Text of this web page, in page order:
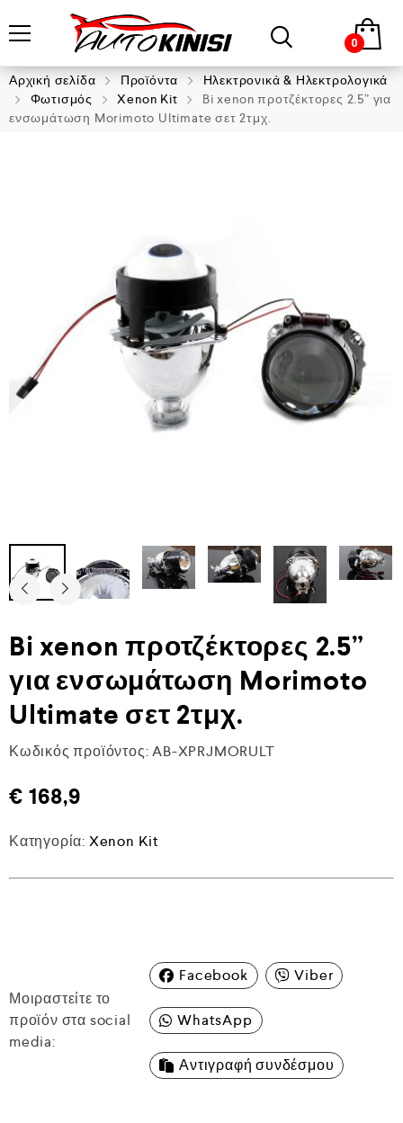
0
Αρχική σελίδα Προϊόντα
Ηλεκτρονικά & Ηλεκτρολογικά
Φωτισμός
Xenon Kit
Bi xenon προτζέκτορες 2.5” για
ενσωμάτωση Morimoto Ultimate σετ 2τμχ.
Bi xenon προτζέκτορες 2.5”
για ενσωμάτωση Morimoto
Ultimate σετ 2τμχ.
Κωδικός προϊόντος: AB-XPRJMORULT
€ 168,9
Κατηγορία: Xenon Kit
Μοιραστείτε το
προϊόν στα social
media:
Facebook Viber
WhatsApp
Αντιγραφή συνδέσμου